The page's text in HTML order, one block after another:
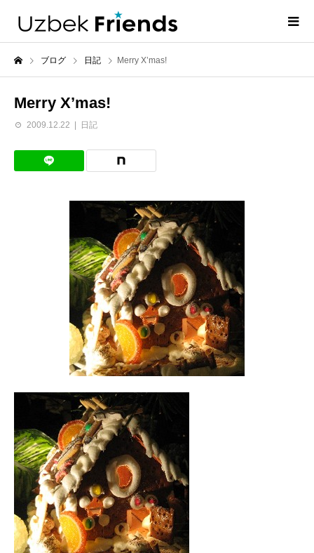
ブログ 日記 Merry X’mas!
Merry X’mas!
2009.12.22 日記